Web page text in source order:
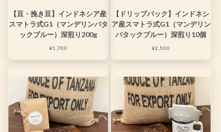
【豆・挽き豆】インドネシア産
スマトラ式G1（マンデリンバタ
ックブルー）深煎り200g
¥1,700
【ドリップパック】インドネシ
ア産スマトラ式G1（マンデリン
バタックブルー）深煎り10個
¥2,500